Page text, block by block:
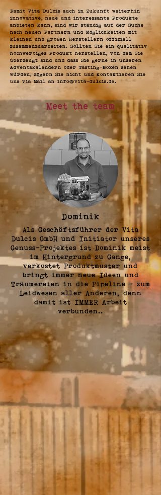
Damit Vita Dulcis auch in Zukunft weiterhin
innovative, neue und interessante Produkte
anbieten kann, sind wir ständig auf der Suche
nach neuen Partnern und Möglichkeiten mit
kleinen und großen Herstellern offiziell
zusammenzuarbeiten. Sollten Sie ein qualitativ
hochwertiges Produkt herstellen, von dem Sie
überzeugt sind und dass Sie gerne in unseren
Adventskalendern oder Tasting-Boxen sehen
würden, zögern Sie nicht und kontaktieren Sie
uns via Mail an info@vita-dulcis.de.
Meet the team
Dominik
Als Geschäftsführer der Vita
Dulcis GmbH und Initiator unseres
Genuss-Projektes ist Dominik meist
im Hintergrund zu Gange,
verkostet Produktmuster und
bringt immer neue Ideen und
Träumereien in die Pipeline - zum
Leidwesen aller Anderen, denn
damit ist IMMER Arbeit
verbunden..